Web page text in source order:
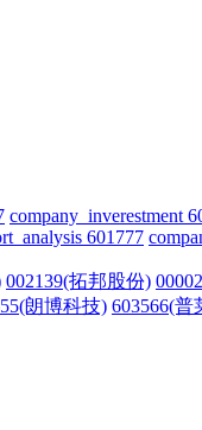
company_inverestment
601777
002139(拓邦股份)
朗博科技) 603566(普